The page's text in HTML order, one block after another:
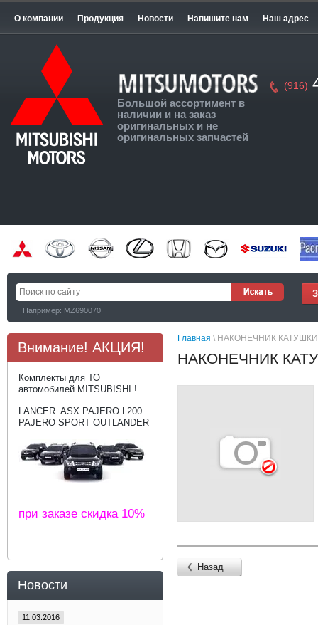
О компании Продукция Новости Напишите нам Наш адрес
Большой ассортимент в
наличии и на заказ
оригинальных и не
оригинальных запчастей
(916)
Например: MZ690070
Внимание! АКЦИЯ!
Комплекты для ТО
автомобилей MITSUBISHI !
LANCER ASX PAJERO L200
PAJERO SPORT OUTLANDER
при заказе скидка 10%
Новости
11.03.2016
Главная \ НАКОНЕЧНИК
НАКОНЕЧНИК
Назад